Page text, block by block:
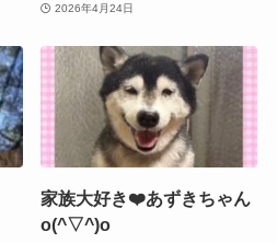
2026年4月24日
家族大好き❤️あずきちゃん
o(^▽^)o